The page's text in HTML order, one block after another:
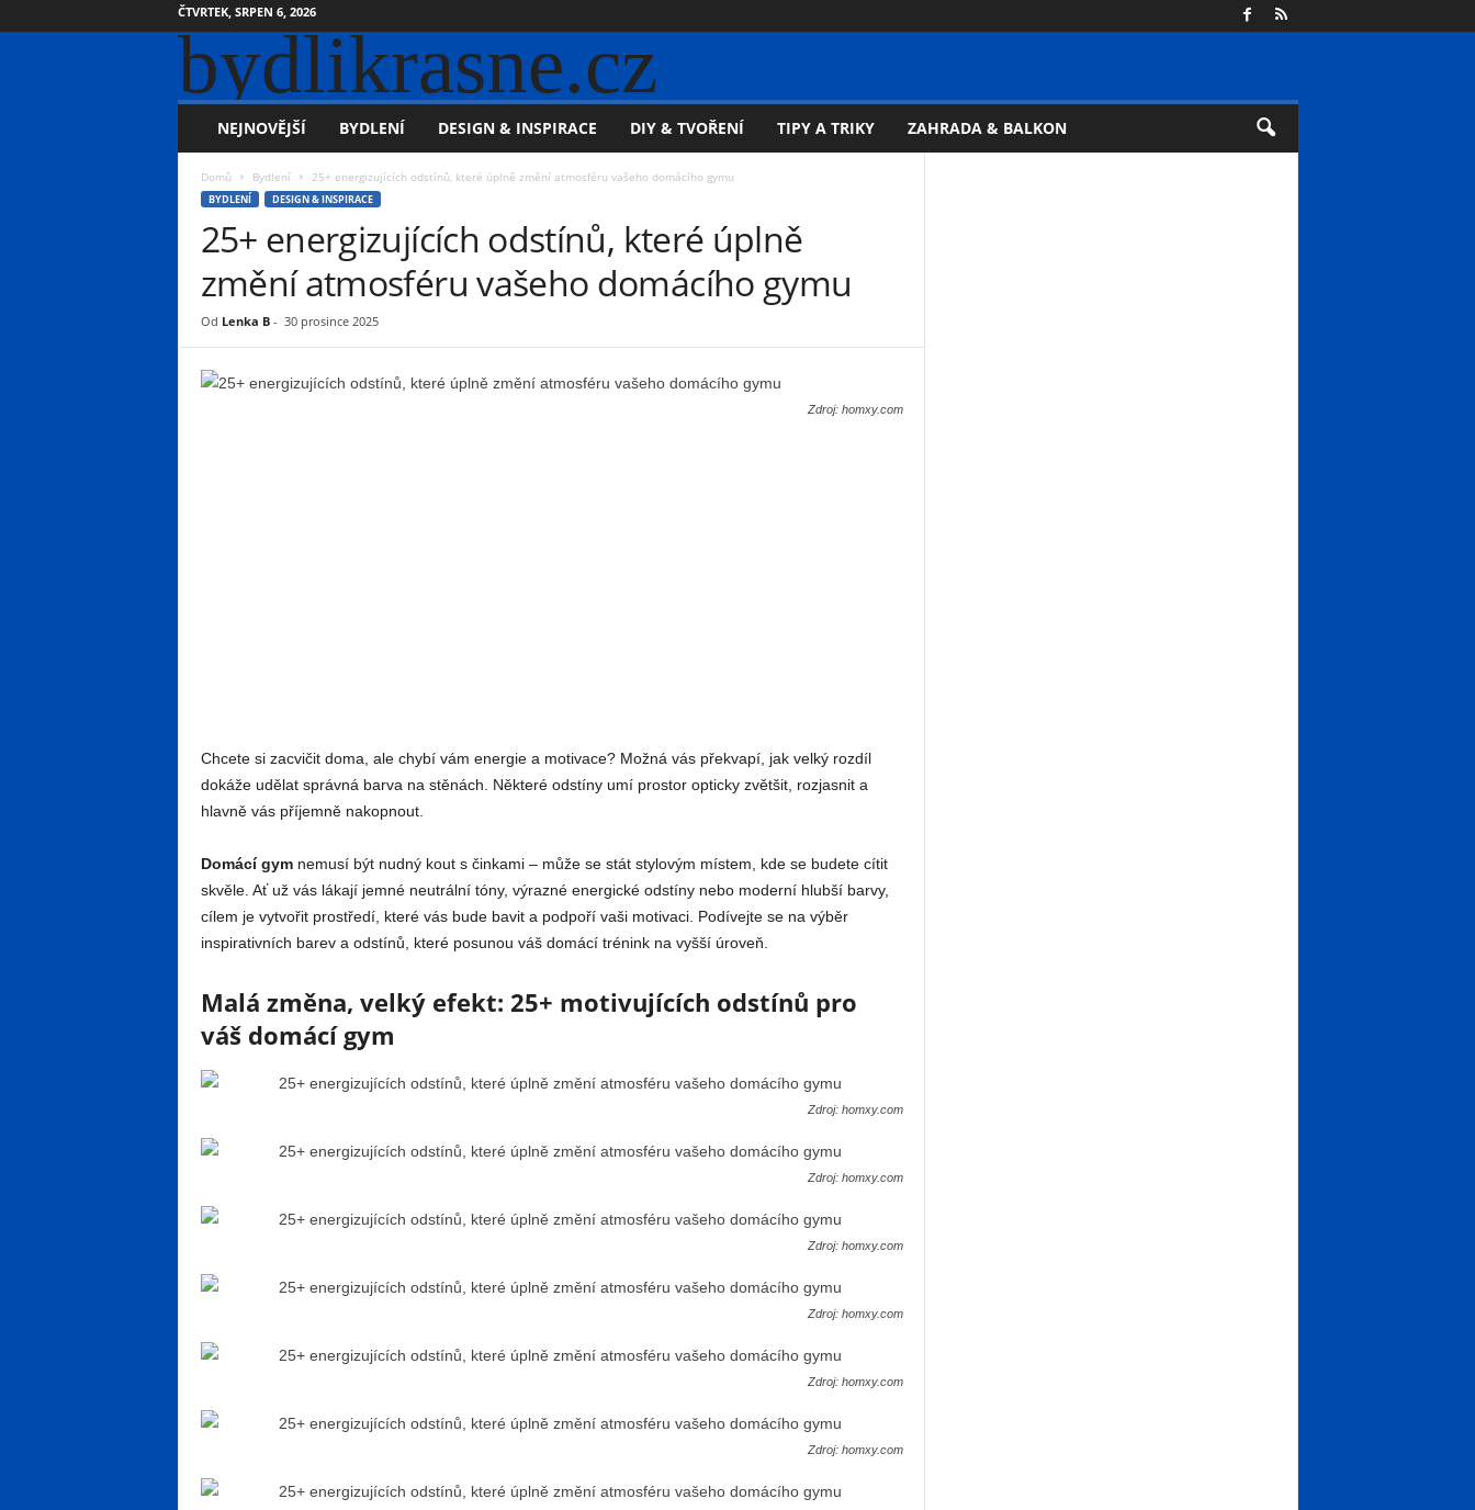
ČTVRTEK, SRPEN 6, 2026
bydlikrasne.cz
NEJNOVĚJŠÍ BYDLENÍ DESIGN & INSPIRACE DIY & TVOŘENÍ TIPY A TRIKY ZAHRADA & BALKON
Domů Bydlení 25+ energizujících odstínů, které úplně změní atmosféru vašeho domácího gymu
BYDLENÍ DESIGN & INSPIRACE
25+ energizujících odstínů, které úplně
změní atmosféru vašeho domácího gymu
Od Lenka B- 30 prosince 2025
Zdroj: homxy.com
Chcete si zacvičit doma, ale chybí vám energie a motivace? Možná vás překvapí, jak velký rozdíl
dokáže udělat správná barva na stěnách. Některé odstíny umí prostor opticky zvětšit, rozjasnit a
hlavně vás příjemně nakopnout.
Domácí gymnemusí být nudný kout s činkami – může se stát stylovým místem, kde se budete cítit
skvěle. Ať už vás lákají jemné neutrální tóny, výrazné energické odstíny nebo moderní hlubší barvy,
cílem je vytvořit prostředí, které vás bude bavit a podpoří vaši motivaci. Podívejte se na výběr
inspirativních barev a odstínů, které posunou váš domácí trénink na vyšší úroveň.
Malá změna, velký efekt: 25+ motivujících odstínů pro
váš domácí gym
Zdroj: homxy.com
Zdroj: homxy.com
Zdroj: homxy.com
Zdroj: homxy.com
Zdroj: homxy.com
Zdroj: homxy.com